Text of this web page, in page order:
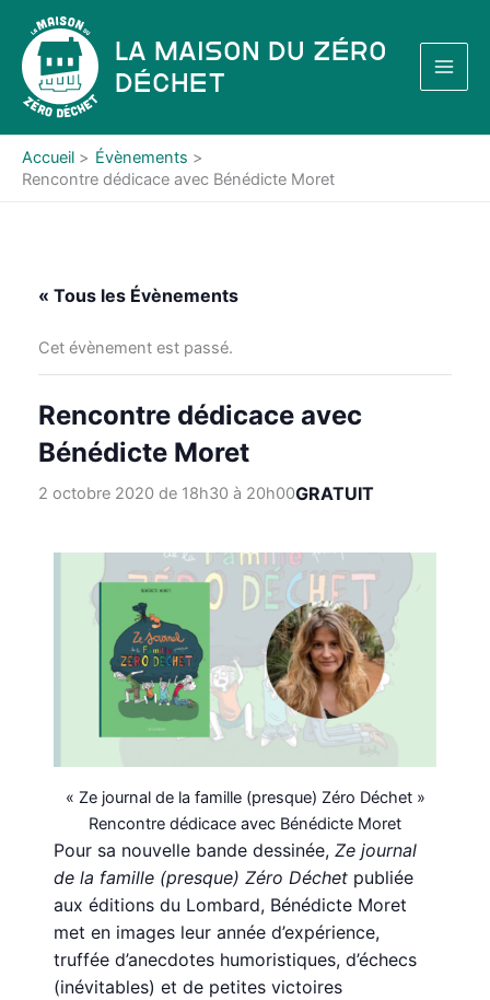
contenu
La Maison du Zéro
Déchet
Accueil
Évènements
Rencontre dédicace avec Bénédicte Moret
« Tous les Évènements
Cet évènement est passé.
Rencontre dédicace avec
Bénédicte Moret
2 octobre 2020 de 18h30à 20h00GRATUIT
« Ze journal de la famille (presque) Zéro Déchet »
Rencontre dédicace avec Bénédicte Moret
Pour sa nouvelle bande dessinée,Ze journal
de la famille (presque) Zéro Déchet publiée
aux éditions du Lombard, Bénédicte Moret
met en images leur année d’expérience,
truffée d’anecdotes humoristiques, d’échecs
(inévitables) et de petites victoires